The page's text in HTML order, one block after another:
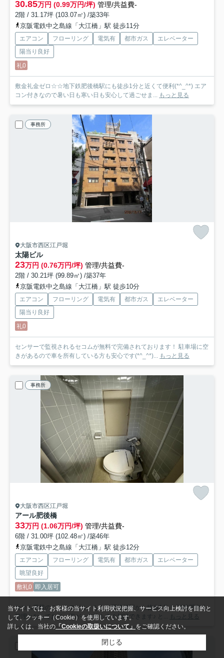
30.85万円 (0.99万円/坪) 管理/共益費-
2階 / 31.17坪 (103.07㎡) /築33年
京阪電鉄中之島線「大江橋」駅 徒歩11分
エアコン フローリング 電気有 都市ガス
エレベーター
陽当り良好
礼0
敷金礼金ゼロ☆☆地下鉄肥後橋駅にも徒歩1分と近くて便利(*^_^*) エア
コン付きなので暑い日も寒い日も安心して過ごせま...
もっと見る
事務所
大阪市西区江戸堀
太陽ビル
23万円 (0.76万円/坪) 管理/共益費-
2階 / 30.21坪 (99.89㎡) /築37年
京阪電鉄中之島線「大江橋」駅 徒歩10分
エアコン フローリング 電気有 都市ガス
エレベーター
陽当り良好
礼0
センサーで監視されるセコムが無料で完備されております！ 駐車場に空
きがあるので車を所有している方も安心です(*^_^*)... もっと見る
事務所
大阪市西区江戸堀
アール肥後橋
33万円 (1.06万円/坪) 管理/共益費-
6階 / 31.00坪 (102.48㎡) /築46年
京阪電鉄中之島線「大江橋」駅 徒歩12分
エアコン フローリング 電気有 都市ガス
エレベーター
眺望良好
敷礼0 即入居可
セコム搭載のこちらのビル、なんと肥後橋駅から徒歩1分！ 24時間有人
管理となっており、万が一の時もすぐ相談できます♪ と... もっと見る
当サイトでは、お客様の当サイト利用状況把握、サービス向上検討を目的と
して、クッキー（Cookie）を使用しています。
詳しくは、当社の 「Cookieの取扱いについて」 をご確認ください。
閉じる